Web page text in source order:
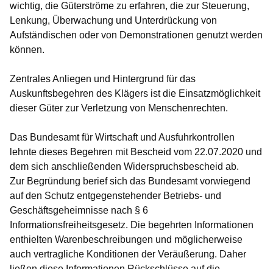
wichtig, die Güterströme zu erfahren, die zur Steuerung,
Lenkung, Überwachung und Unterdrückung von
Aufständischen oder von Demonstrationen genutzt werden
können.
Zentrales Anliegen und Hintergrund für das
Auskunftsbegehren des Klägers ist die Einsatzmöglichkeit
dieser Güter zur Verletzung von Menschenrechten.
Das Bundesamt für Wirtschaft und Ausfuhrkontrollen
lehnte dieses Begehren mit Bescheid vom 22.07.2020 und
dem sich anschließenden Widerspruchsbescheid ab.
Zur Begründung berief sich das Bundesamt vorwiegend
auf den Schutz entgegenstehender Betriebs- und
Geschäftsgeheimnisse nach § 6
Informationsfreiheitsgesetz. Die begehrten Informationen
enthielten Warenbeschreibungen und möglicherweise
auch vertragliche Konditionen der Veräußerung. Daher